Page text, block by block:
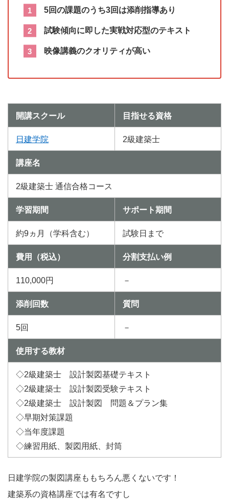
5回の課題のうち3回は添削指導あり
試験傾向に即した実戦対応型のテキスト
映像講義のクオリティが高い
開講スクール 目指せる資格
日建学院 2級建築士
講座名
2級建築士 通信合格コース
学習期間 サポート期間
約9ヵ月（学科含む） 試験日まで
費用（税込） 分割支払い例
110,000円 －
添削回数 質問
5回 －
使用する教材
◇2級建築士 設計製図基礎テキスト
◇2級建築士 設計製図受験テキスト
◇2級建築士 設計製図 問題＆プラン集
◇早期対策課題
◇当年度課題
◇練習用紙、製図用紙、封筒
日建学院の製図講座ももちろん悪くないです！
建築系の資格講座では有名ですし